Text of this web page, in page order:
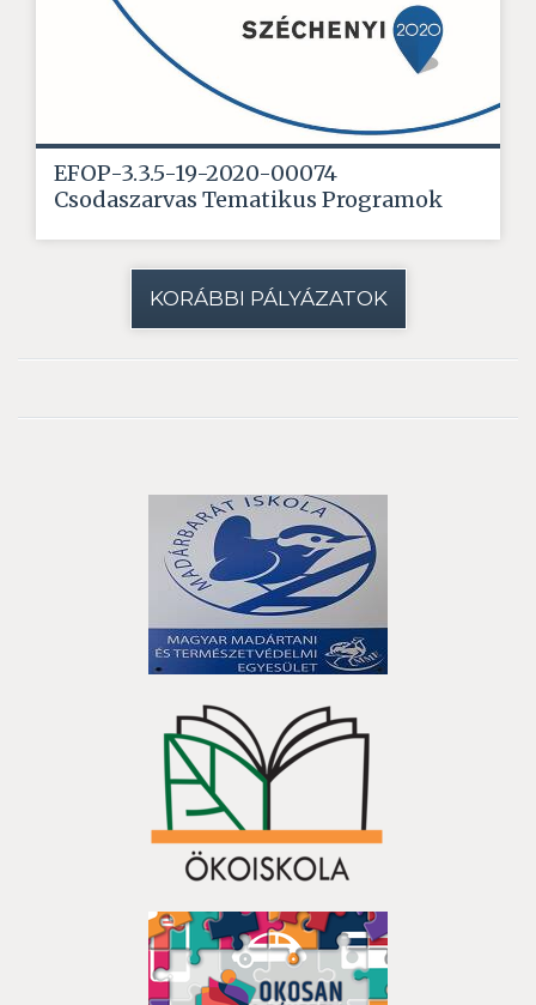
EFOP-3.3.5-19-2020-00074
Csodaszarvas Tematikus Programok
KORÁBBI PÁLYÁZATOK